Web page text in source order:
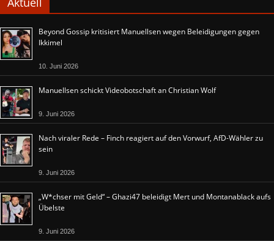
Beyond Gossip kritisiert Manuellsen wegen Beleidigungen gegen
Ikkimel
10. Juni 2026
Manuellsen schickt Videobotschaft an Christian Wolf
9. Juni 2026
Nach viraler Rede – Finch reagiert auf den Vorwurf, AfD-Wähler zu
sein
9. Juni 2026
„W*chser mit Geld“ – Ghazi47 beleidigt Mert und Montanablack aufs
Übelste
9. Juni 2026